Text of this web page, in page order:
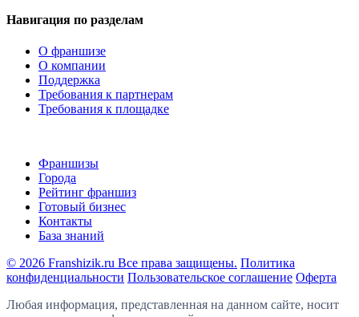
Навигация по разделам
О франшизе
О компании
Поддержка
Требования к партнерам
Требования к площадке
Франшизы
Города
Рейтинг франшиз
Готовый бизнес
Контакты
База знаний
© 2026 Franshizik.ru Все права защищены. Политика
конфиденциальности Пользовательское соглашение Оферта
Любая информация, представленная на данном сайте, носит